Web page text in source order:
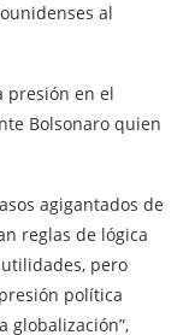
al
presión en el
Bolsonaro quien
agigantados de
reglas de lógica
pero
política
globalización”,